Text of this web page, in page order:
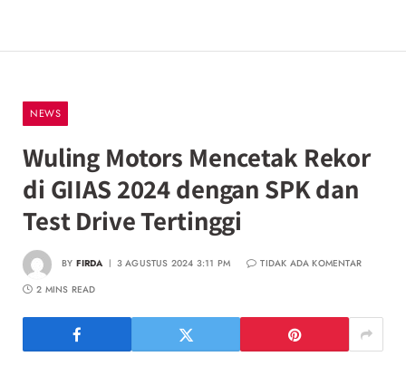
NEWS
Wuling Motors Mencetak Rekor
di GIIAS 2024 dengan SPK dan
Test Drive Tertinggi
BY FIRDA 3 AGUSTUS 2024 3:11 PM
TIDAK ADA KOMENTAR
2 MINS READ